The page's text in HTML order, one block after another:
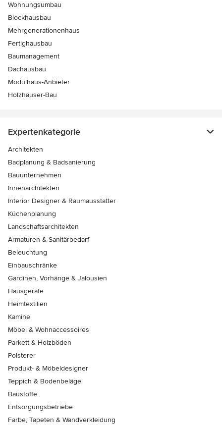
Wohnungsumbau
Blockhausbau
Mehrgenerationenhaus
Fertighausbau
Baumanagement
Dachausbau
Modulhaus-Anbieter
Holzhäuser-Bau
Expertenkategorie
Architekten
Badplanung & Badsanierung
Bauunternehmen
Innenarchitekten
Interior Designer & Raumausstatter
Küchenplanung
Landschaftsarchitekten
Armaturen & Sanitärbedarf
Beleuchtung
Einbauschränke
Gardinen, Vorhänge & Jalousien
Hausgeräte
Heimtextilien
Kamine
Möbel & Wohnaccessoires
Parkett & Holzböden
Polsterer
Produkt- & Möbeldesigner
Teppich & Bodenbeläge
Baustoffe
Entsorgungsbetriebe
Farbe, Tapeten & Wandverkleidung